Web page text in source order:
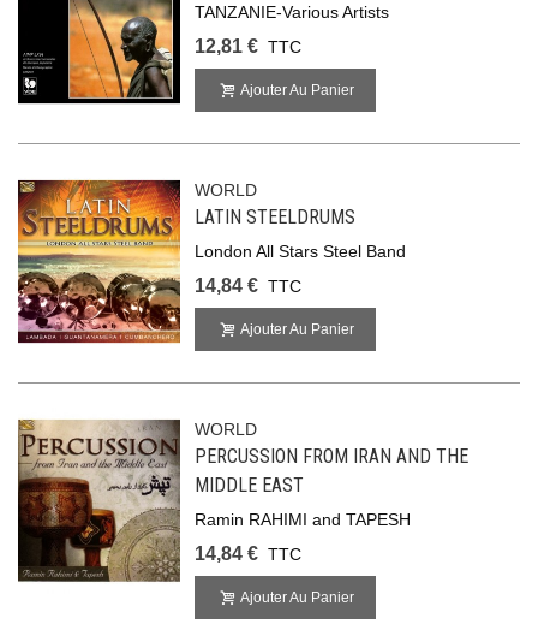
TANZANIE-Various Artists
12,81 € TTC
Ajouter Au Panier
WORLD
LATIN STEELDRUMS
London All Stars Steel Band
14,84 € TTC
Ajouter Au Panier
WORLD
PERCUSSION FROM IRAN AND THE
MIDDLE EAST
Ramin RAHIMI and TAPESH
14,84 € TTC
Ajouter Au Panier